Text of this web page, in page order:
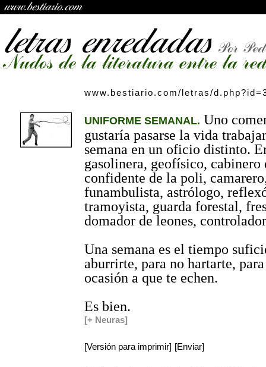
www.bestiario.com/letras/
UNIFORME SEMANAL. Uno
gustaría pasarse la vida
semana en un oficio distinto.
gasolinera, geofísico, cabinero
confidente de la poli,
funambulista, astrólogo,
tramoyista, guarda forestal,
domador de leones,
Una semana es el tiempo
aburrirte, para no hartarte,
ocasión a que te echen.
Es bien.
[+ Neuras]
[Versión para imprimir] [Enviar]